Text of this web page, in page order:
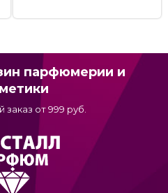
парфюмерии и
от 999 руб.